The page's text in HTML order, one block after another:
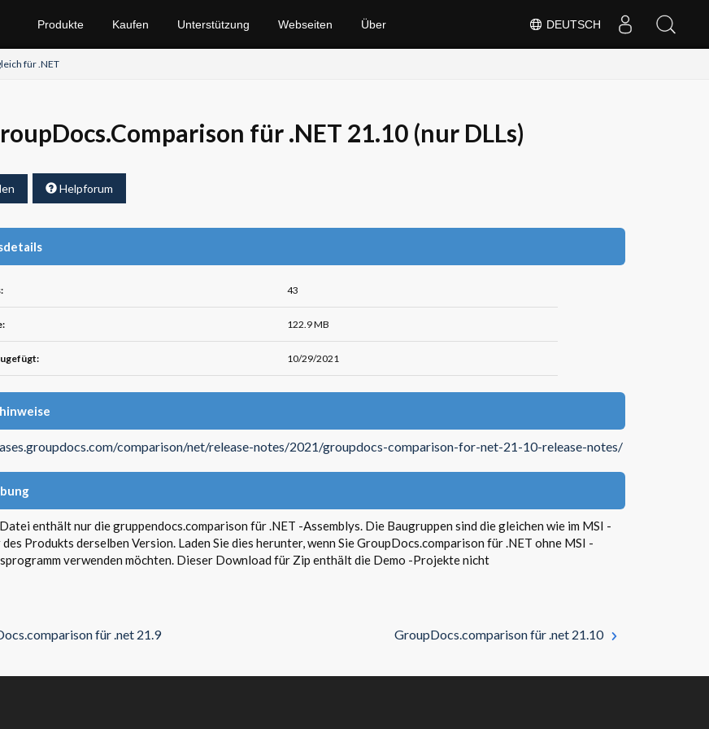
DEUTSCH
Produkte Kaufen Unterstützung Webseiten Über
für .NET
für .NET 21.10 (nur DLLs)
Helpforum
43
122.9 MB
10/29/2021
comparison/net/release-notes/2021/groupdocs-comparison-for-net-21-10-release-notes/
enthält nur die gruppendocs.comparison für .NET -Assemblys. Die Baugruppen sind die gleichen wie im MSI -
Produkts derselben Version. Laden Sie dies herunter, wenn Sie GroupDocs.comparison für .NET ohne MSI -
verwenden möchten. Dieser Download für Zip enthält die Demo -Projekte nicht
für .net 21.9 GroupDocs.comparison für .net 21.10